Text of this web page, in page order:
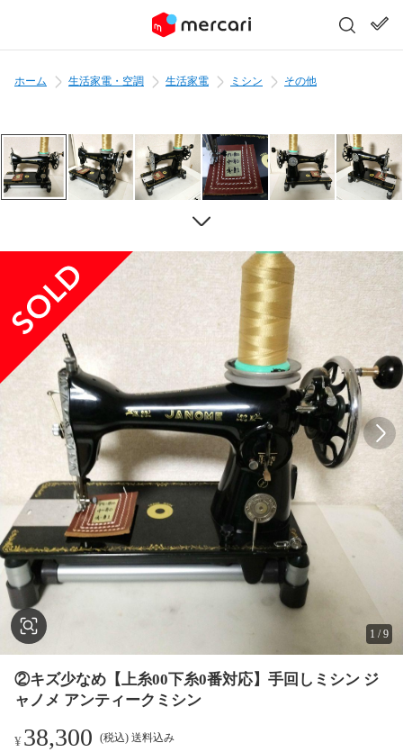
ホーム 生活家電・空調 生活家電 ミシン その他
1 /9
②キズ少なめ【上糸00下糸0番対応】手回しミシン ジ
ャノメ アンティークミシン
¥38,300 (税込) 送料込み